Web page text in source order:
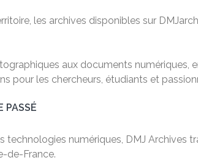
les archives disponibles sur
aux documents numériques,
pour les chercheurs, étudiants et
PASSÉ
technologies numériques, DMJ Archives
de-France.